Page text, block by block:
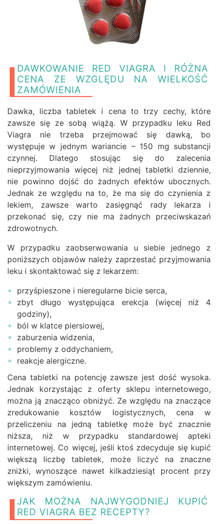
DAWKOWANIE RED VIAGRA I RÓŻNA
CENA ZE WZGLĘDU NA WIELKOŚĆ
ZAMÓWIENIA
Dawka, liczba tabletek i cena to trzy cechy, które
zawsze się ze sobą wiążą. W przypadku leku Red
Viagra nie trzeba przejmować się dawką, bo
występuje w jednym wariancie – 150 mg substancji
czynnej. Dlatego stosując się do zalecenia
nieprzyjmowania więcej niż jednej tabletki dziennie,
nie powinno dojść do żadnych efektów ubocznych.
Jednak ze względu na to, że ma się do czynienia z
lekiem, zawsze warto zasięgnąć rady lekarza i
przekonać się, czy nie ma żadnych przeciwskazań
zdrowotnych.
W przypadku zaobserwowania u siebie jednego z
poniższych objawów należy zaprzestać przyjmowania
leku i skontaktować się z lekarzem:
przyśpieszone i nieregularne bicie serca,
zbyt długo występująca erekcja (więcej niż 4
godziny),
ból w klatce piersiowej,
zaburzenia widzenia,
problemy z oddychaniem,
reakcje alergiczne.
Cena tabletki na potencję zawsze jest dość wysoka.
Jednak korzystając z oferty sklepu internetowego,
można ją znacząco obniżyć. Ze względu na znaczące
zredukowanie kosztów logistycznych, cena w
przeliczeniu na jedną tabletkę może być znacznie
niższa, niż w przypadku standardowej apteki
internetowej. Co więcej, jeśli ktoś zdecyduje się kupić
większą liczbę tabletek, może liczyć na znaczne
zniżki, wynoszące nawet kilkadziesiąt procent przy
większym zamówieniu.
JAK MOŻNA NAJWYGODNIEJ KUPIĆ
RED VIAGRA BEZ RECEPTY?